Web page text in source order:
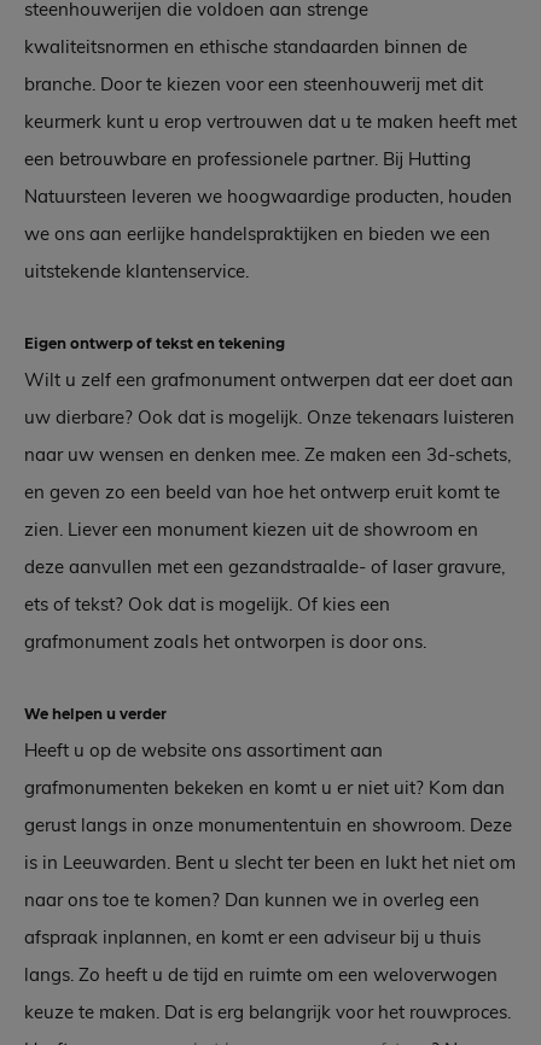
steenhouwerijen die voldoen aan strenge
kwaliteitsnormen en ethische standaarden binnen de
branche. Door te kiezen voor een steenhouwerij met dit
keurmerk kunt u erop vertrouwen dat u te maken heeft met
een betrouwbare en professionele partner. Bij Hutting
Natuursteen leveren we hoogwaardige producten, houden
we ons aan eerlijke handelspraktijken en bieden we een
uitstekende klantenservice.
Eigen ontwerp of tekst en tekening
Wilt u zelf een grafmonument ontwerpen dat eer doet aan
uw dierbare? Ook dat is mogelijk. Onze tekenaars luisteren
naar uw wensen en denken mee. Ze maken een 3d-schets,
en geven zo een beeld van hoe het ontwerp eruit komt te
zien. Liever een monument kiezen uit de showroom en
deze aanvullen met een gezandstraalde- of laser gravure,
ets of tekst? Ook dat is mogelijk. Of kies een
grafmonument zoals het ontworpen is door ons.
We helpen u verder
Heeft u op de website ons assortiment aan
grafmonumenten bekeken en komt u er niet uit? Kom dan
gerust langs in onze monumententuin en showroom. Deze
is in Leeuwarden. Bent u slecht ter been en lukt het niet om
naar ons toe te komen? Dan kunnen we in overleg een
afspraak inplannen, en komt er een adviseur bij u thuis
langs. Zo heeft u de tijd en ruimte om een weloverwogen
keuze te maken. Dat is erg belangrijk voor het rouwproces.